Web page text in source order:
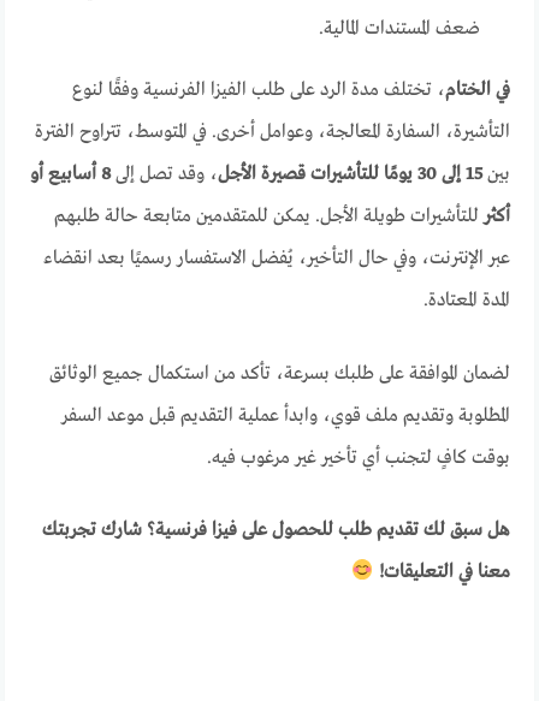
ضعف المستندات المالية.
في الختام، تختلف مدة الرد على طلب الفيزا الفرنسية وفقًا لنوع
التأشيرة، السفارة المعالجة، وعوامل أخرى. في المتوسط، تتراوح الفترة
بين15 إلى 30 يومًا للتأشيرات قصيرة الأجل ، وقد تصل إلى 8 أسابيع أو
أكثرللتأشيرات طويلة الأجل. يمكن للمتقدمين متابعة حالة طلبهم
عبر الإنترنت، وفي حال التأخير، يُفضل الاستفسار رسميًا بعد انقضاء
المدة المعتادة.
لضمان الموافقة على طلبك بسرعة، تأكد من استكمال جميع الوثائق
المطلوبة وتقديم ملف قوي، وابدأ عملية التقديم قبل موعد السفر
بوقت كافٍ لتجنب أي تأخير غير مرغوب فيه.
هل سبق لك تقديم طلب للحصول على فيزا فرنسية؟ شارك تجربتك
معنا في التعليقات!